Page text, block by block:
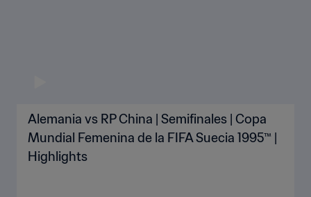
Alemania vs RP China | Semifinales | Copa
Mundial Femenina de la FIFA Suecia 1995™ |
Highlights